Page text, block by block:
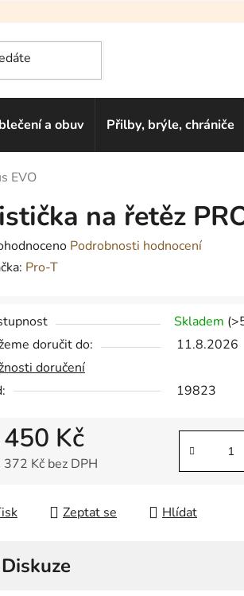
a obuv Přilby, brýle, chrániče
EVO
na řetěz
Podrobnosti hodnocení
Pro-T
Skladem (
doručit do:
11.8.2026
doručení
19823
450 Kč
372 Kč bez DPH
Zeptat se Hlídat
Diskuze